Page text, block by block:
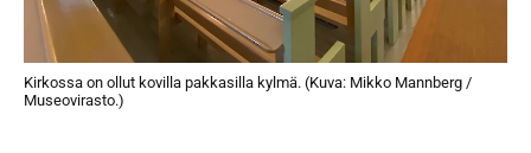
Kirkossa on ollut kovilla pakkasilla kylmä. (Kuva: Mikko Mannberg /
Museovirasto.)